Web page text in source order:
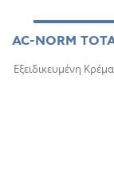
AC-NORM
Εξειδικευμένη